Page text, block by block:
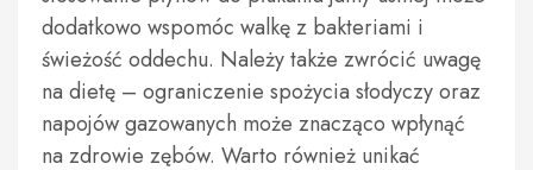
dodatkowo wspomóc walkę z bakteriami i
świeżość oddechu. Należy także zwrócić uwagę
na dietę – ograniczenie spożycia słodyczy oraz
napojów gazowanych może znacząco wpłynąć
na zdrowie zębów. Warto również unikać